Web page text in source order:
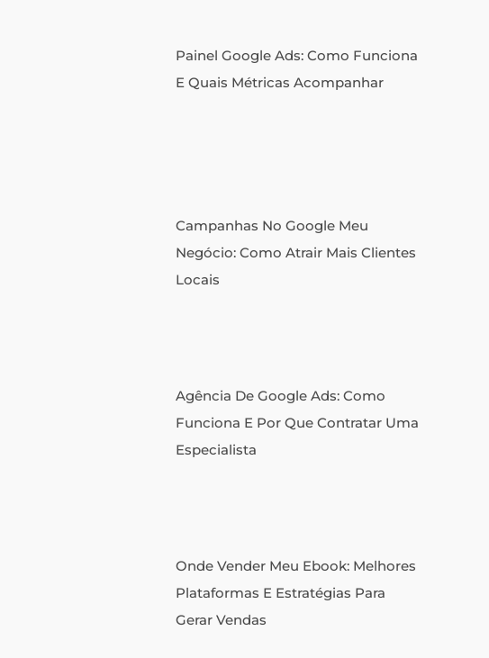
Painel Google Ads: Como Funciona
E Quais Métricas Acompanhar
Campanhas No Google Meu
Negócio: Como Atrair Mais Clientes
Locais
Agência De Google Ads: Como
Funciona E Por Que Contratar Uma
Especialista
Onde Vender Meu Ebook: Melhores
Plataformas E Estratégias Para
Gerar Vendas